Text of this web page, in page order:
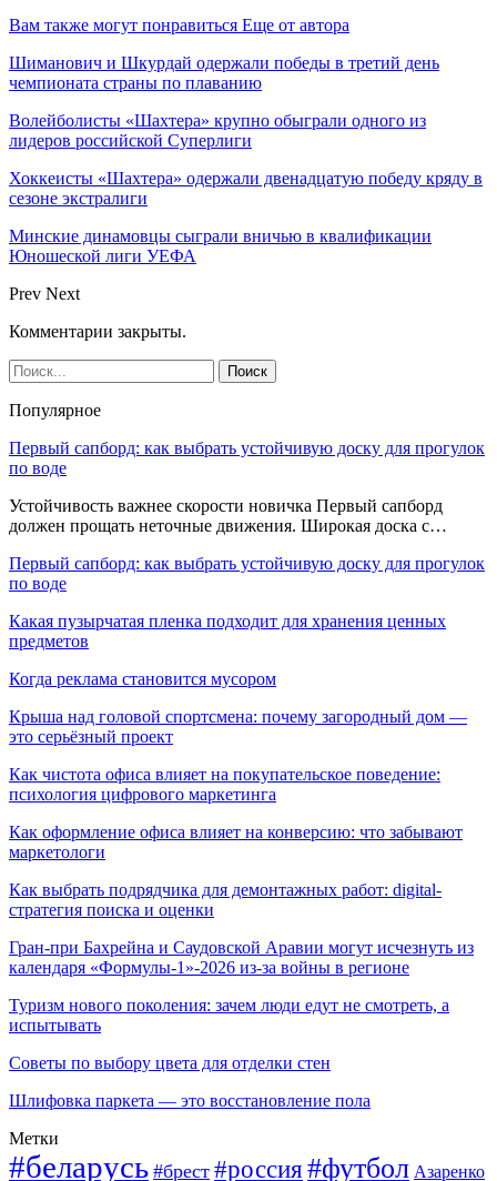
Вам также могут понравиться Еще от автора
Шиманович и Шкурдай одержали победы в третий день
чемпионата страны по плаванию
Волейболисты «Шахтера» крупно обыграли одного из
лидеров российской Суперлиги
Хоккеисты «Шахтера» одержали двенадцатую победу кряду в
сезоне экстралиги
Минские динамовцы сыграли вничью в квалификации
Юношеской лиги УЕФА
Prev Next
Комментарии закрыты.
Популярное
Первый сапборд: как выбрать устойчивую доску для прогулок
по воде
Устойчивость важнее скорости новичка Первый сапборд
должен прощать неточные движения. Широкая доска с…
Первый сапборд: как выбрать устойчивую доску для прогулок
по воде
Какая пузырчатая пленка подходит для хранения ценных
предметов
Когда реклама становится мусором
Крыша над головой спортсмена: почему загородный дом —
это серьёзный проект
Как чистота офиса влияет на покупательское поведение:
психология цифрового маркетинга
Как оформление офиса влияет на конверсию: что забывают
маркетологи
Как выбрать подрядчика для демонтажных работ: digital-
стратегия поиска и оценки
Гран-при Бахрейна и Саудовской Аравии могут исчезнуть из
календаря «Формулы-1»-2026 из-за войны в регионе
Туризм нового поколения: зачем люди едут не смотреть, а
испытывать
Советы по выбору цвета для отделки стен
Шлифовка паркета — это восстановление пола
Метки
#беларусь #брест #россия#футбол Азаренко